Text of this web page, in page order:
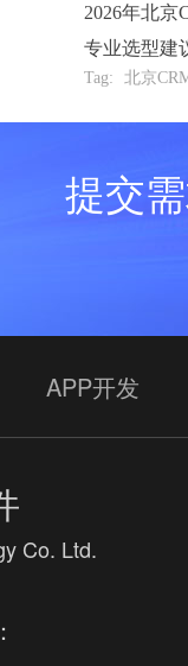
2026年北京
专业选型建
Tag: 北京
提交
APP开发
Co. Ltd.